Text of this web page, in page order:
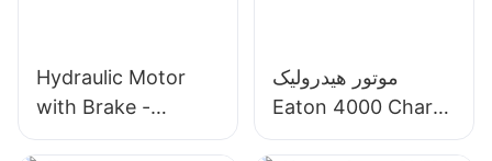
Hydraulic Motor
with Brake -
OMT/BMT Series
موتور هیدرولیک
Eaton 4000 Char
Lynn 4K-310 مدل